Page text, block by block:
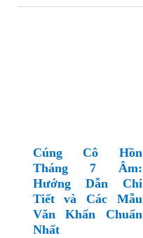
Cúng Cô Hồn
Tháng 7 Âm:
Hướng Dẫn Chi
Tiết và Các Mẫu
Văn Khấn Chuẩn
Nhất